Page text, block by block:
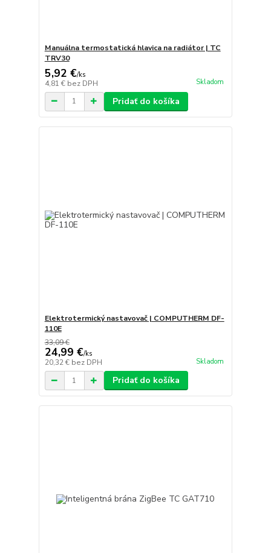
Manuálna termostatická hlavica na radiátor | TC
TRV30
5,92 €/ks
4,81 € bez DPH Skladom
Pridať do košíka
Elektrotermický nastavovač | COMPUTHERM DF-
110E
33,09 €
24,99 €/ks
20,32 € bez DPH Skladom
Pridať do košíka